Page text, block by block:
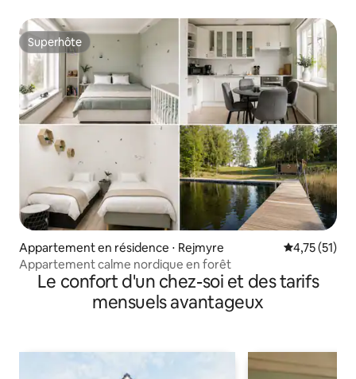
Superhôte
Superhôte
Appartement en résidence ⋅ Rejmyre Évaluation
4,75 (51)
Appartement calme nordique en forêt
Le confort d'un chez-soi et des tarifs
mensuels avantageux